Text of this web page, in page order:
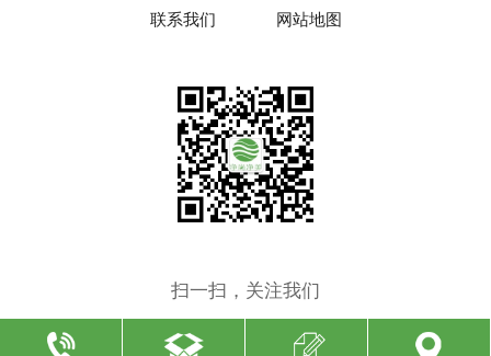
联系我们
网站地图
扫一扫，关注我们